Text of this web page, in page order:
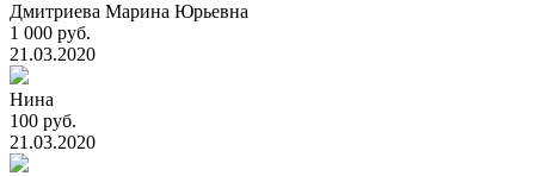
Дмитриева Марина Юрьевна
1 000 руб.
21.03.2020
Нина
100 руб.
21.03.2020